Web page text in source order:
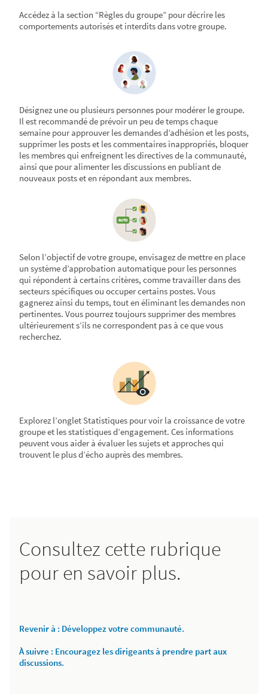
Accédez à la section “Règles du groupe” pour décrire les
comportements autorisés et interdits dans votre groupe.
Désignez une ou plusieurs personnes pour modérer le groupe.
Il est recommandé de prévoir un peu de temps chaque
semaine pour approuver les demandes d’adhésion et les posts,
supprimer les posts et les commentaires inappropriés, bloquer
les membres qui enfreignent les directives de la communauté,
ainsi que pour alimenter les discussions en publiant de
nouveaux posts et en répondant aux membres.
Selon l’objectif de votre groupe, envisagez de mettre en place
un système d’approbation automatique pour les personnes
qui répondent à certains critères, comme travailler dans des
secteurs spécifiques ou occuper certains postes. Vous
gagnerez ainsi du temps, tout en éliminant les demandes non
pertinentes. Vous pourrez toujours supprimer des membres
ultérieurement s’ils ne correspondent pas à ce que vous
recherchez.
Explorez l’onglet Statistiques pour voir la croissance de votre
groupe et les statistiques d’engagement. Ces informations
peuvent vous aider à évaluer les sujets et approches qui
trouvent le plus d’écho auprès des membres.
Consultez cette rubrique
pour en savoir plus.
Revenir à : Développez votre communauté.
À suivre : Encouragez les dirigeants à prendre part aux
discussions.